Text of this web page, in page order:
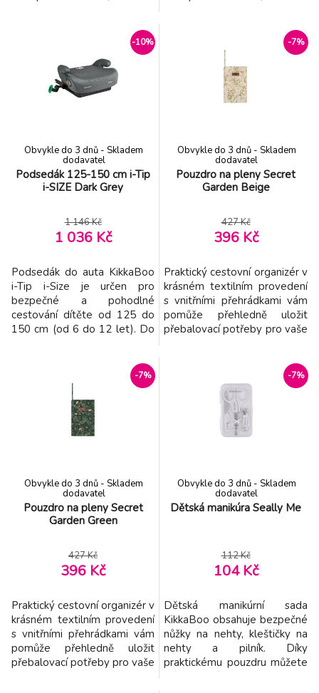
standardy i-Size podle normy
R129/03 a byla testována
organizací TÜV NORD.
Polohovatelné sedadlo
nabízí 4 polohy náklonu pro
standardy i-Size podle normy
R129/03 a byla testována
organizací ATS San Marino.
Bezpečnostní systém Isofix
pro snadnou instalaci a pevné
-10%
Podsedák 125-150 cm i-Tip
i-SIZE Dark Grey
Obvykle do 3 dnů - Skladem
dodavatel
1 146 Kč
1 036 Kč
Podsedák do auta KikkaBoo
i-Tip i-Size je určen pro
bezpečné a pohodlné
cestování dítěte od 125 do
150 cm (od 6 do 12 let). Do
použití podsedáku připoutává
s pomocí 3-bodových
bezpečnostních pásů vozidla,
spona podsedáku pomáhá
udržení pásů v optimální
-7%
Pouzdro na pleny Secret
Garden Beige
Obvykle do 3 dnů - Skladem
dodavatel
427 Kč
396 Kč
Praktický cestovní organizér v
krásném textilním provedení
s vnitřními přehrádkami vám
pomůže přehledně uložit
přebalovací potřeby pro vaše
vlhčené ubrousky, kapsu na
zip a 3 malé kapsy na
drobnosti. Organizér se
snadno zapíná na suchý zip.
Složení: potah 100% bavlna,
-7%
Pouzdro na pleny Secret
Garden Green
Obvykle do 3 dnů - Skladem
dodavatel
427 Kč
396 Kč
Praktický cestovní organizér v
krásném textilním provedení
s vnitřními přehrádkami vám
pomůže přehledně uložit
přebalovací potřeby pro vaše
-7%
Dětská manikúra Seally Me
Obvykle do 3 dnů - Skladem
dodavatel
112 Kč
104 Kč
Dětská manikúrní sada
KikkaBoo obsahuje bezpečné
nůžky na nehty, kleštičky na
nehty a pilník. Díky
praktickému pouzdru můžete